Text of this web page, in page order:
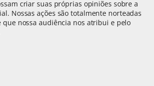
criar suas próprias opiniões sobre a
Nossas ações são totalmente norteadas
nossa audiência nos atribui e pelo